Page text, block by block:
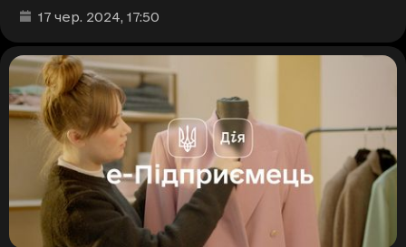
Дата та час публікації
17 чер. 2024, 17:50